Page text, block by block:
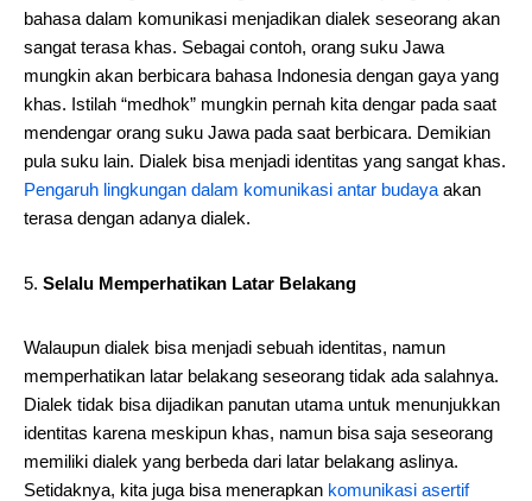
bahasa dalam komunikasi menjadikan dialek seseorang akan
sangat terasa khas. Sebagai contoh, orang suku Jawa
mungkin akan berbicara bahasa Indonesia dengan gaya yang
khas. Istilah “medhok” mungkin pernah kita dengar pada saat
mendengar orang suku Jawa pada saat berbicara. Demikian
pula suku lain. Dialek bisa menjadi identitas yang sangat khas.
Pengaruh lingkungan dalam komunikasi antar budaya akan
terasa dengan adanya dialek.
Selalu Memperhatikan Latar Belakang
Walaupun dialek bisa menjadi sebuah identitas, namun
memperhatikan latar belakang seseorang tidak ada salahnya.
Dialek tidak bisa dijadikan panutan utama untuk menunjukkan
identitas karena meskipun khas, namun bisa saja seseorang
memiliki dialek yang berbeda dari latar belakang aslinya.
Setidaknya, kita juga bisa menerapkan komunikasi asertif